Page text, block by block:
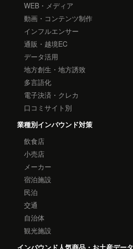
WEB・メディア
動画・コンテンツ制作
インフルエンサー
通販・越境EC
データ活用
地方創生・地方誘致
多言語化
電子決済・クレカ
口コミサイト別
業種別インバウンド対策
飲食店
小売店
メーカー
宿泊施設
民泊
交通
自治体
観光施設